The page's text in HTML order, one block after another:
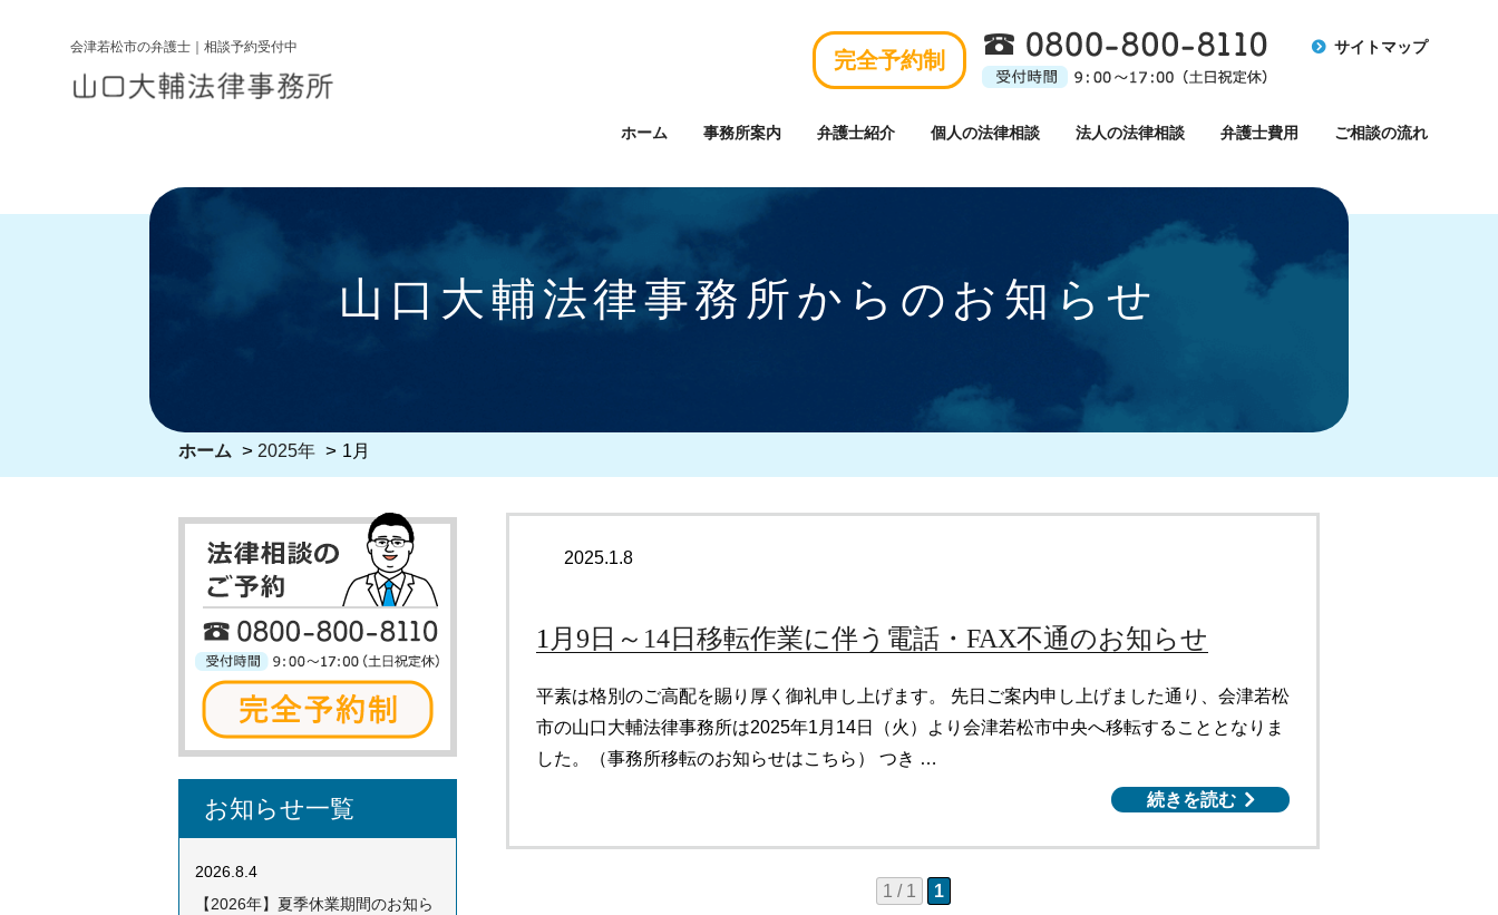
会津若松市の弁護士｜相談予約受付中
完全予約制
サイトマップ
ホーム 事務所案内 弁護士紹介 個人の法律相談 法人の法律相談 弁護士費用 ご相談の流れ
山口大輔法律事務所からのお知らせ
ホーム > 2025年 > 1月
2025.1.8
1月9日～14日移転作業に伴う電話・FAX不通のお知らせ
平素は格別のご高配を賜り厚く御礼申し上げます。 先日ご案内申し上げました通り、会津若松
市の山口大輔法律事務所は2025年1月14日（火）より会津若松市中央へ移転することとなりま
した。（事務所移転のお知らせはこちら） つき …
続きを読む
1 / 1 1
お知らせ一覧
2026.8.4
【2026年】夏季休業期間のお知ら